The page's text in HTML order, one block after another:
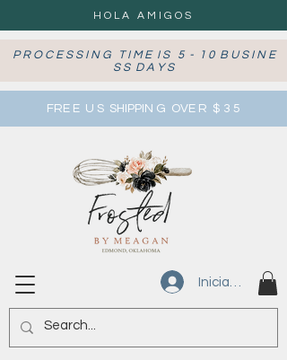
HOLA AMIGOS
P R O C E S S I N G T I M E I S 5 - 1 0 B U S I N E
S S D A Y S
FRE E U S SHIPPIN G OVE R $ 3 5
Iniciar sesión